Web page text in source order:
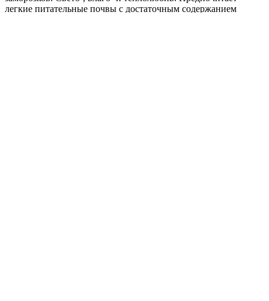
легкие питательные почвы с достаточным содержанием